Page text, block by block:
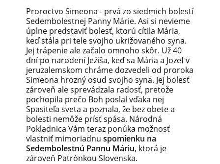
Proroctvo Simeona - prvá zo siedmich bolestí
Sedembolestnej Panny Márie. Asi si nevieme
úplne predstaviť bolesť, ktorú cítila Mária,
keď stála pri tele svojho ukrižovaného syna.
Jej trápenie ale začalo omnoho skôr. Už 40
dní po narodení Ježiša, keď sa Mária a Jozef v
jeruzalemskom chráme dozvedeli od proroka
Simeona hrozný osud svojho syna. Jej bolesť
zároveň ale sprevádzala radosť, pretože
pochopila prečo Boh poslal vďaka nej
Spasiteľa sveta a poznala, že bez obete a
bolesti nemôže prísť spása. Národná
Pokladnica Vám teraz ponúka možnosť
vlastniť mimoriadnu spomienku na
Sedembolestnú Pannu Máriu, ktorá je
zároveň Patrónkou Slovenska.